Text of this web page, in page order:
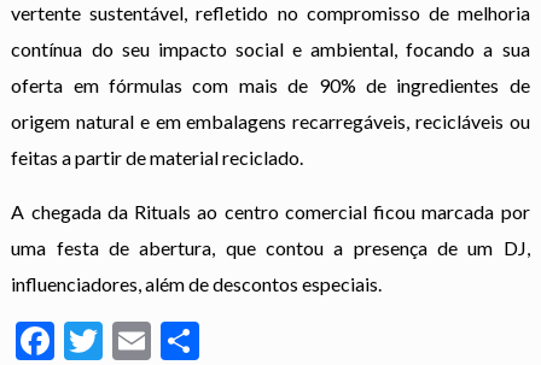
vertente sustentável, refletido no compromisso de melhoria
contínua do seu impacto social e ambiental, focando a sua
oferta em fórmulas com mais de 90% de ingredientes de
origem natural e em embalagens recarregáveis, recicláveis ou
feitas a partir de material reciclado.
A chegada da Rituals ao centro comercial ficou marcada por
uma festa de abertura, que contou a presença de um DJ,
influenciadores, além de descontos especiais.
Facebook
Twitter
Email